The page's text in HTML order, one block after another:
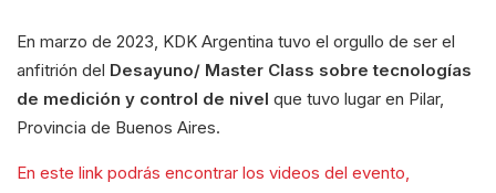
En marzo de 2023, KDK Argentina tuvo el orgullo de ser el
anfitrión del Desayuno/ Master Class sobre tecnologías
de medición y control de nivel que tuvo lugar en Pilar,
Provincia de Buenos Aires.
En este link podrás encontrar los videos del evento,